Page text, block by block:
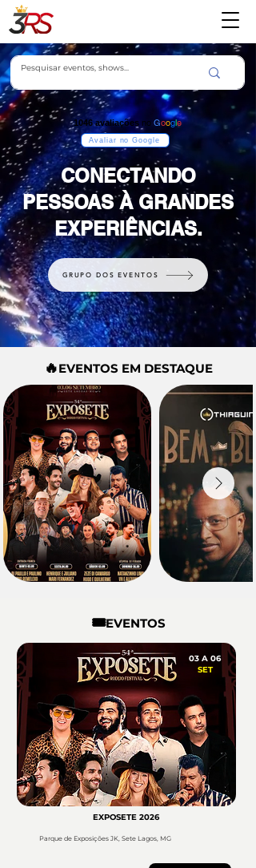
1046avaliações no Google
Avaliar no Google
CONECTANDO
PESSOAS À GRANDES
EXPERIÊNCIAS.
GRUPO DOS EVENTOS
🔥EVENTOS EM DESTAQUE
🎟️EVENTOS
03 A 06
SET
EXPOSETE 2026
Parque de Exposições JK, Sete Lagos, MG